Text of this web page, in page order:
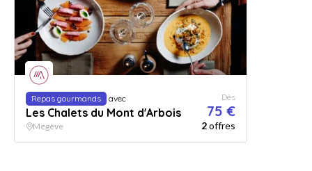
Repas gourmands avec
Les Chalets du Mont d'Arbois
Dès
75 €
Megève 2offres